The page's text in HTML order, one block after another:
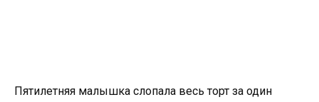
Пятилетняя малышка слопала весь торт за один